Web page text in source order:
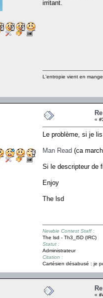
irritant.
L'entropie vient en
«
Le problème, si je
Man Read (ca
Si le descripteur de
Enjoy
The lsd
Newbie Contest Staff :
The lsd - Th3_l5D (IRC)
Statut :
Administrateur
Citation :
Cartésien désabusé : je
«